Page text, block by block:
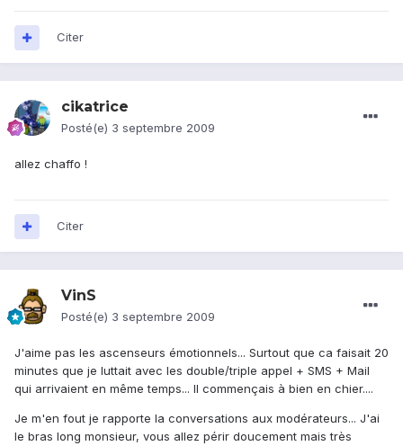
Citer
cikatrice
Posté(e) 3 septembre 2009
allez chaffo !
Citer
VinS
Posté(e) 3 septembre 2009
J'aime pas les ascenseurs émotionnels... Surtout que ca faisait 20
minutes que je luttait avec les double/triple appel + SMS + Mail
qui arrivaient en même temps... Il commençais à bien en chier....
Je m'en fout je rapporte la conversations aux modérateurs... J'ai
le bras long monsieur, vous allez périr doucement mais très